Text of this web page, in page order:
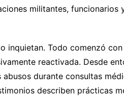
militantes, funcionarios
inquietan. Todo comenzó
reactivada. Desde
durante consultas
describen prácticas